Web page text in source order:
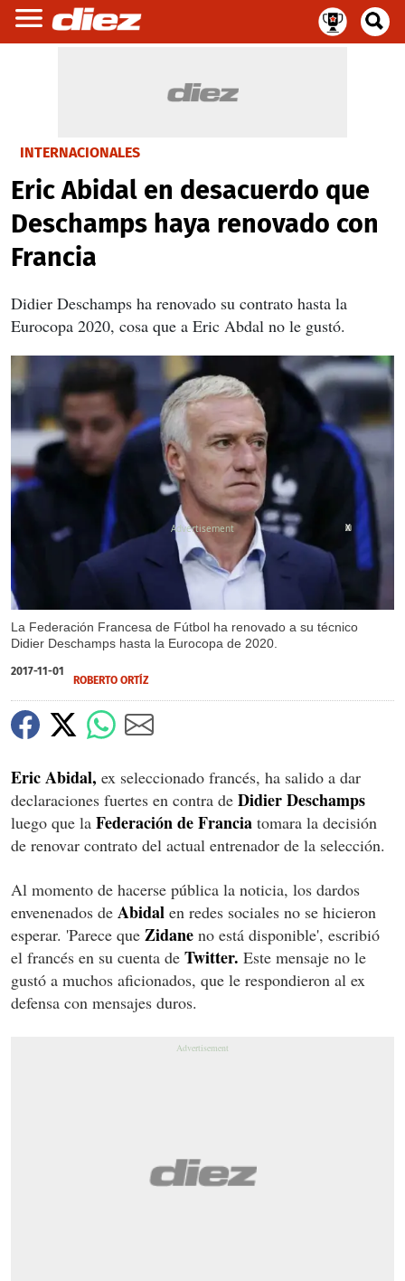
INTERNACIONALES
Eric Abidal en desacuerdo que
Deschamps haya renovado con
Francia
Didier Deschamps ha renovado su contrato hasta la
Eurocopa 2020, cosa que a Eric Abdal no le gustó.
La Federación Francesa de Fútbol ha renovado a su técnico
Didier Deschamps hasta la Eurocopa de 2020.
X
2017-11-01
ROBERTO ORTÍZ
Eric Abidal, ex seleccionado francés, ha salido a dar
declaraciones fuertes en contra de Didier Deschamps
luego que la Federación de Francia tomara la decisión
de renovar contrato del actual entrenador de la selección.
Al momento de hacerse pública la noticia, los dardos
envenenados de Abidal en redes sociales no se hicieron
esperar. 'Parece que Zidane no está disponible', escribió
el francés en su cuenta de Twitter. Este mensaje no le
gustó a muchos aficionados, que le respondieron al ex
defensa con mensajes duros.